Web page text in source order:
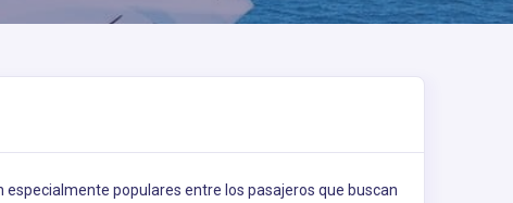
populares entre los pasajeros que buscan